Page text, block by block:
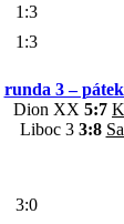
1:3
1:3
runda 3 –
Dion XX 5:7
Liboc 3 3:8
3:0